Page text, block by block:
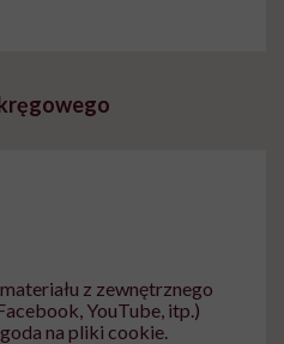
z zewnętrznego
YouTube, itp.)
na pliki cookie.